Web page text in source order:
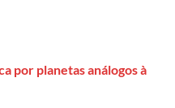
por planetas análogos à